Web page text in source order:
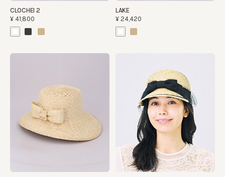
CLOCHEI 2
¥41,800
LAKE
¥24,420